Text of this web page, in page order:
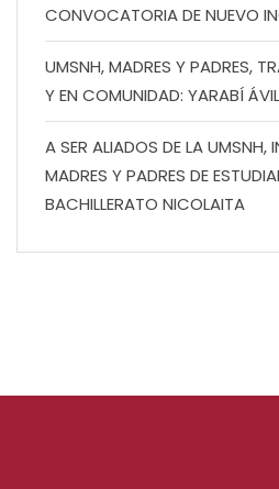
CONVOCATORIA DE NUEVO
UMSNH, MADRES Y PADRES,
Y EN COMUNIDAD: YARABÍ
A SER ALIADOS DE LA UMSNH,
MADRES Y PADRES DE
BACHILLERATO NICOLAITA